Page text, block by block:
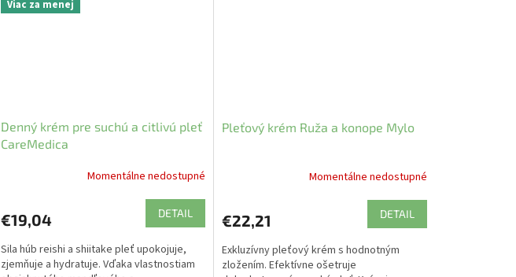
Viac za menej
Denný krém pre suchú a citlivú pleť
CareMedica
Momentálne nedostupné
€19,04 DETAIL
Sila húb reishi a shiitake pleť upokojuje,
zjemňuje a hydratuje. Vďaka vlastnostiam
Pleťový krém Ruža a konope Mylo
Momentálne nedostupné
€22,21 DETAIL
Exkluzívny pleťový krém s hodnotným
zložením. Efektívne ošetruje